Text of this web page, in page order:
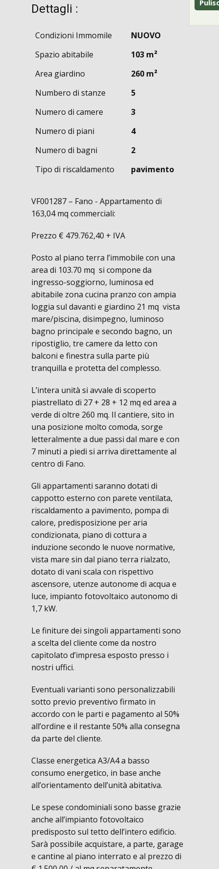
Dettagli :
Condizioni Immomile
NUOVO
Spazio abitabile
103 m²
Area giardino
260 m²
Numbero di stanze
5
Numero di camere
3
Numero di piani
4
Numero di bagni
2
Tipo di riscaldamento
pavimento
VF001287 – Fano - Appartamento di
163,04 mq commerciali:
Prezzo € 479.762,40 + IVA
Posto al piano terra l’immobile con una
area di 103.70 mq si compone da
ingresso-soggiorno, luminosa ed
abitabile zona cucina pranzo con ampia
loggia sul davanti e giardino 21 mq vista
mare/piscina, disimpegno, luminoso
bagno principale e secondo bagno, un
ripostiglio, tre camere da letto con
balconi e finestra sulla parte più
tranquilla e protetta del complesso.
L’intera unità si avvale di scoperto
piastrellato di 27 + 28 + 12 mq ed area a
verde di oltre 260 mq. Il cantiere, sito in
una posizione molto comoda, sorge
letteralmente a due passi dal mare e con
7 minuti a piedi si arriva direttamente al
centro di Fano.
Gli appartamenti saranno dotati di
cappotto esterno con parete ventilata,
riscaldamento a pavimento, pompa di
calore, predisposizione per aria
condizionata, piano di cottura a
induzione secondo le nuove normative,
vista mare sin dal piano terra rialzato,
dotato di vani scala con rispettivo
ascensore, utenze autonome di acqua e
luce, impianto fotovoltaico autonomo di
1,7 kW.
Le finiture dei singoli appartamenti sono
a scelta del cliente come da nostro
capitolato d’impresa esposto presso i
nostri uffici.
Eventuali varianti sono personalizzabili
sotto previo preventivo firmato in
accordo con le parti e pagamento al 50%
all’ordine e il restante 50% alla consegna
da parte del cliente.
Classe energetica A3/A4 a basso
consumo energetico, in base anche
all’orientamento dell’unità abitativa.
Le spese condominiali sono basse grazie
anche all’impianto fotovoltaico
predisposto sul tetto dell’intero edificio.
Sarà possibile acquistare, a parte, garage
e cantine al piano interrato e al prezzo di